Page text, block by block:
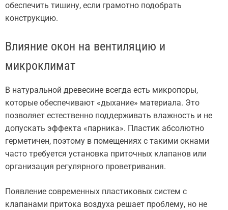
обеспечить тишину, если грамотно подобрать
конструкцию.
Влияние окон на вентиляцию и
микроклимат
В натуральной древесине всегда есть микропоры,
которые обеспечивают «дыхание» материала. Это
позволяет естественно поддерживать влажность и не
допускать эффекта «парника». Пластик абсолютно
герметичен, поэтому в помещениях с такими окнами
часто требуется установка приточных клапанов или
организация регулярного проветривания.
Появление современных пластиковых систем с
клапанами притока воздуха решает проблему, но не